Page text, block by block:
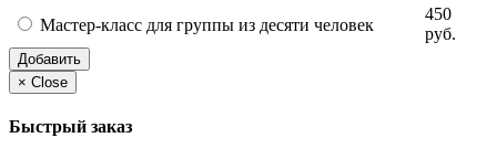
Мастер-класс для группы из десяти человек
450
руб.
Добавить
× Close
Быстрый заказ